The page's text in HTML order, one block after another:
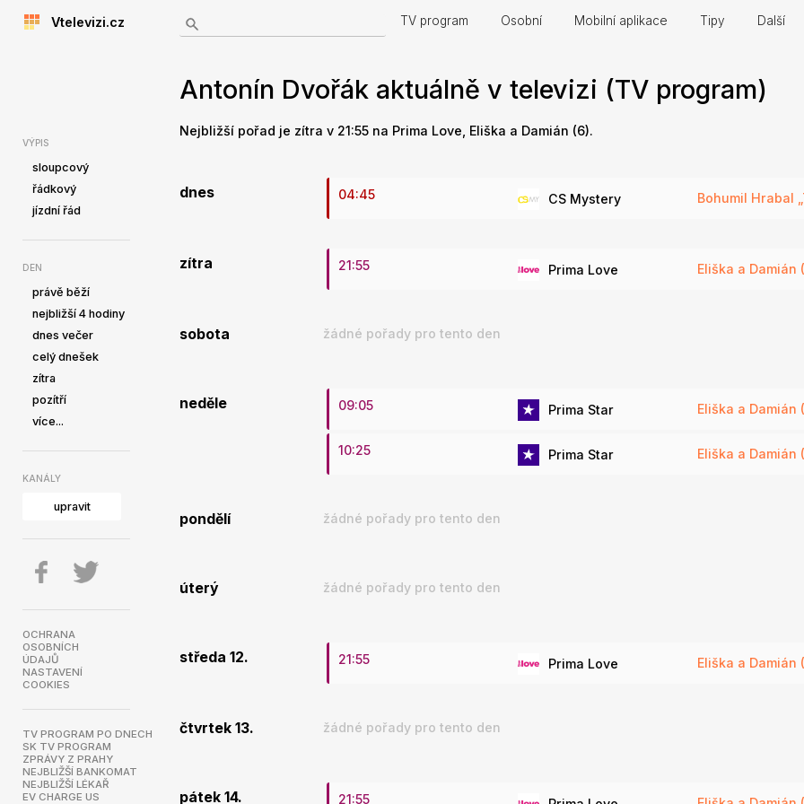
Vtelevizi.cz TV program Osobní Mobilní aplikace Tipy Další
VÝPIS
sloupcový
řádkový
jízdní řád
DEN
právě běží
nejbližší 4 hodiny
dnes večer
celý dnešek
zítra
pozítří
více...
KANÁLY
upravit
OCHRANA
OSOBNÍCH
ÚDAJŮ
NASTAVENÍ
COOKIES
TV PROGRAM PO DNECH
SK TV PROGRAM
ZPRÁVY Z PRAHY
NEJBLIŽŠÍ BANKOMAT
NEJBLIŽŠÍ LÉKAŘ
EV CHARGE US
Antonín Dvořák aktuálně v televizi (TV program)
Nejbližší pořad je zítra v 21:55 na Prima Love, Eliška a Damián (6).
dnes 04:45 CS Mystery Bohumil Hrabal
zítra 21:55 Prima Love Eliška a Damián
sobota žádné pořady pro tento den
neděle 09:05 Prima Star Eliška a Damián
10:25 Prima Star Eliška a Damián
pondělí žádné pořady pro tento den
úterý žádné pořady pro tento den
středa 12. 21:55 Prima Love Eliška a Damián
čtvrtek 13. žádné pořady pro tento den
pátek 14. 21:55